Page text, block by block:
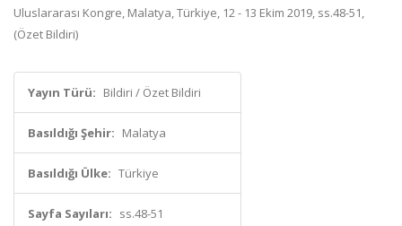
Uluslararası Kongre, Malatya, Türkiye, 12 - 13 Ekim 2019, ss.48-51,
(Özet Bildiri)
Yayın Türü: Bildiri / Özet Bildiri
Basıldığı Şehir: Malatya
Basıldığı Ülke: Türkiye
Sayfa Sayıları: ss.48-51